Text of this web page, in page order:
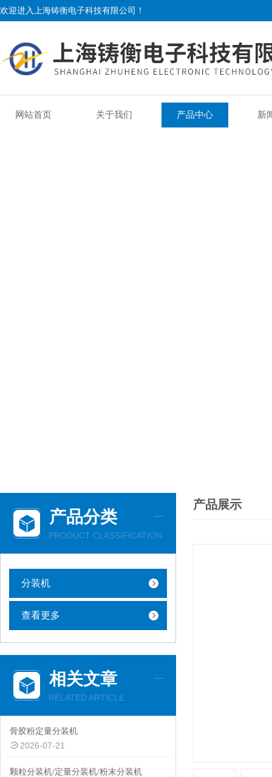
欢迎进入上海铸衡电子科技有限公司！
网站首页 关于我们 产品中心 新
产品分类
PRODUCT CLASSIFICATION
分装机
查看更多
相关文章
RELATED ARTICLE
骨胶粉定量分装机
2026-07-21
颗粒分装机/定量分装机/粉末分装机
产品展示